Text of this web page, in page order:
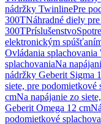
nádržky TwinlinePre
300TNáhradné diely
300TPríslušenstvo
elektronickým
Ovládania
splachovaniaNa
nádržky Geberit Sigma
siete, pre podomietkové
cmNa napájanie zo
Geberit Omega 12 cm
podomietkové